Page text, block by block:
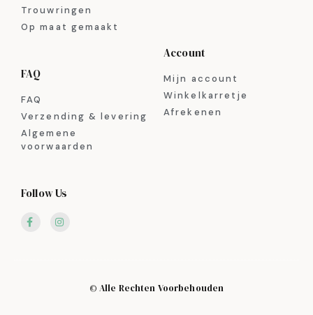
Trouwringen
Op maat gemaakt
FAQ
FAQ
Verzending & levering
Algemene
voorwaarden
Account
Mijn account
Winkelkarretje
Afrekenen
Follow Us
© Alle Rechten Voorbehouden